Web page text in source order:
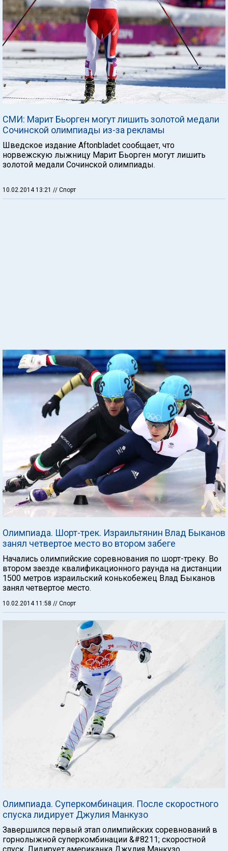
СМИ: Марит Бьорген могут лишить золотой медали
Сочинской олимпиады из-за рекламы
Шведское издание Aftonbladet сообщает, что
норвежскую лыжницу Марит Бьорген могут лишить
золотой медали Сочинской олимпиады.
10.02.2014 13:21 // Спорт
Олимпиада. Шорт-трек. Израильтянин Влад Быканов
занял четвертое место во втором забеге
Начались олимпийские соревнования по шорт-треку. Во
втором заезде квалификационного раунда на дистанции
1500 метров израильский конькобежец Влад Быканов
занял четвертое место.
10.02.2014 11:58 // Спорт
Олимпиада. Суперкомбинация. После скоростного
спуска лидирует Джулия Манкузо
Завершился первый этап олимпийских соревнований в
горнолыжной суперкомбинации &#8211; скоростной
спуск. Лидирует американка Джулия Манкузо,